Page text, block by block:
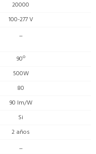
20000
100-277 V
_
90º
500W
80
90 lm/W
Si
2 años
_